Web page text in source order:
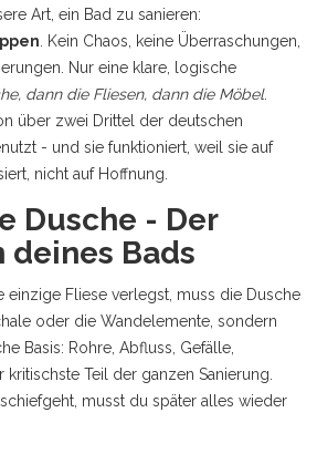
Art, ein Bad zu sanieren:
. Kein Chaos, keine Überraschungen,
Nur eine klare, logische
dann die Fliesen, dann die Möbel.
über zwei Drittel der deutschen
- und sie funktioniert, weil sie auf
nicht auf Hoffnung.
Dusche - Der
deines Bads
einzige Fliese verlegst, muss die Dusche
oder die Wandelemente, sondern
Basis: Rohre, Abfluss, Gefälle,
Teil der ganzen Sanierung.
musst du später alles wieder